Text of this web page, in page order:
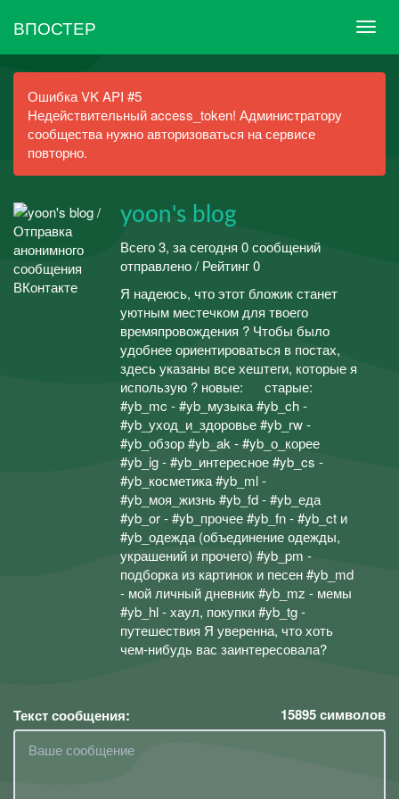
ВПОСТЕР
Ошибка VK API #5
Недействительный access_token! Администратору
сообщества нужно авторизоваться на сервисе
повторно.
yoon's blog
Всего 3, за сегодня 0 сообщений
отправлено / Рейтинг 0
Я надеюсь, что этот бложик станет
уютным местечком для твоего
времяпровождения ? Чтобы было
удобнее ориентироваться в постах,
здесь указаны все хештеги, которые я
использую ? новые: старые:
#yb_mc - #yb_музыка #yb_ch -
#yb_уход_и_здоровье #yb_rw -
#yb_обзор #yb_ak - #yb_о_корее
#yb_ig - #yb_интересное #yb_cs -
#yb_косметика #yb_ml -
#yb_моя_жизнь #yb_fd - #yb_еда
#yb_or - #yb_прочее #yb_fn - #yb_ct и
#yb_одежда (объединение одежды,
украшений и прочего) #yb_pm -
подборка из картинок и песен #yb_md
- мой личный дневник #yb_mz - мемы
#yb_hl - хаул, покупки #yb_tg -
путешествия Я уверенна, что хоть
чем-нибудь вас заинтересовала?
Текст сообщения: 15895символов